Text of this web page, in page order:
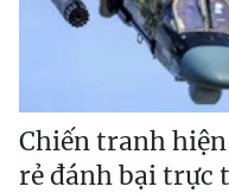
Chiến tranh
rẻ đánh bại trực